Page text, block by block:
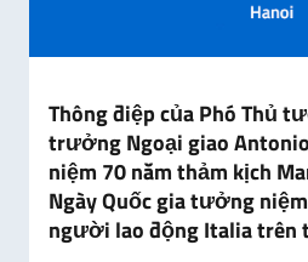
Thông điệp của Phó Thủ
trưởng Ngoại giao
niệm 70 năm thảm kịch
Ngày Quốc gia tưởng
người lao động Italia trên